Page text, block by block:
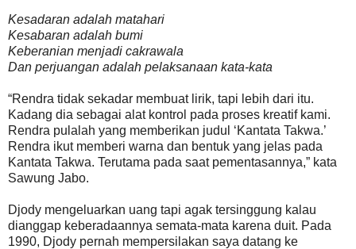
Kesadaran adalah matahari
Kesabaran adalah bumi
Keberanian menjadi cakrawala
Dan perjuangan adalah pelaksanaan kata-kata
“Rendra tidak sekadar membuat lirik, tapi lebih dari itu.
Kadang dia sebagai alat kontrol pada proses kreatif kami.
Rendra pulalah yang memberikan judul ‘Kantata Takwa.’
Rendra ikut memberi warna dan bentuk yang jelas pada
Kantata Takwa. Terutama pada saat pementasannya,” kata
Sawung Jabo.
Djody mengeluarkan uang tapi agak tersinggung kalau
dianggap keberadaannya semata-mata karena duit. Pada
1990, Djody pernah mempersilakan saya datang ke